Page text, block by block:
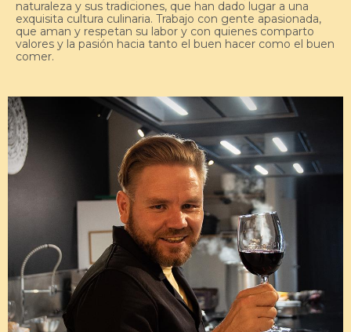
naturaleza y sus tradiciones, que han dado lugar a una
exquisita cultura culinaria. Trabajo con gente apasionada,
que aman y respetan su labor y con quienes comparto
valores y la pasión hacia tanto el buen hacer como el buen
comer.